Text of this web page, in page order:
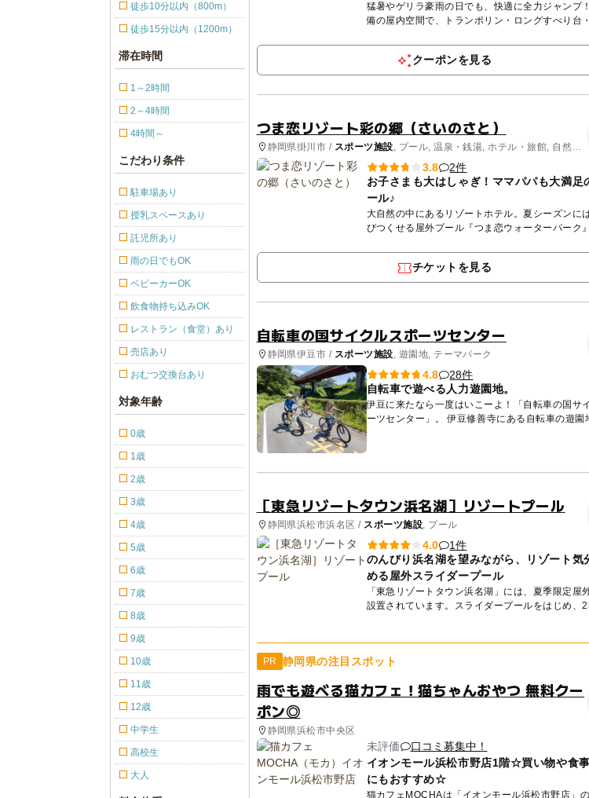
猛暑やゲリラ豪雨の日でも、快適に全力ジャンプ
備の屋内空間で、トランポリン・ロングすべり台
熱中...
クーポンを見る
つま恋リゾート彩の郷（さいのさと）
静岡県掛川市 / スポーツ施設 , プール, 温泉・銭湯, ホテル・旅館, 自然体
験・アクティビティ
3.8
2件
お子さまも大はしゃぎ！ママパパも大満足
ール♪
大自然の中にあるリゾートホテル。夏シーズンに
びつくせる屋外プール『つま恋ウォーターパーク
イダーは子...
チケットを見る
自転車の国サイクルスポーツセンター
静岡県伊豆市 / スポーツ施設 , 遊園地, テーマパーク
4.8
28件
自転車で遊べる人力遊園地。
伊豆に来たなら一度はいこーよ！「自転車の国サ
ーツセンター」。 伊豆修善寺にある自転車の遊園地。園内
には、公道では乗れないユニークな形状の自転車
［東急リゾートタウン浜名湖］リゾートプール
静岡県浜松市浜名区 / スポーツ施設 , プール
4.0
1件
のんびり浜名湖を望みながら、リゾート気
める屋外スライダープール
「東急リゾートタウン浜名湖」には、夏季限定屋
設置されています。スライダープールをはじめ、
PR 静岡県の注目スポット
雨でも遊べる猫カフェ！猫ちゃんおやつ 無料クー
ポン◎
静岡県浜松市中央区
未評価
口コミ募集中！
イオンモール浜松市野店1階☆買い物や食
にもおすすめ☆
猫カフェMOCHAは「イオンモール浜松市野店」
徒歩10分以内（800m）
徒歩15分以内（1200m）
滞在時間
1～2時間
2～4時間
4時間～
こだわり条件
駐車場あり
授乳スペースあり
託児所あり
雨の日でもOK
ベビーカーOK
飲食物持ち込みOK
レストラン（食堂）あり
売店あり
おむつ交換台あり
対象年齢
0歳
1歳
2歳
3歳
4歳
5歳
6歳
7歳
8歳
9歳
10歳
11歳
12歳
中学生
高校生
大人